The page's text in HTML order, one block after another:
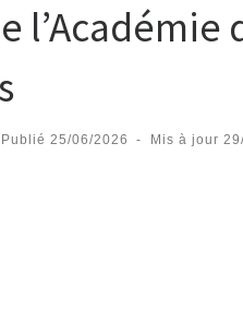
l’Académie
Publié 25/06/2026 - Mis à jour